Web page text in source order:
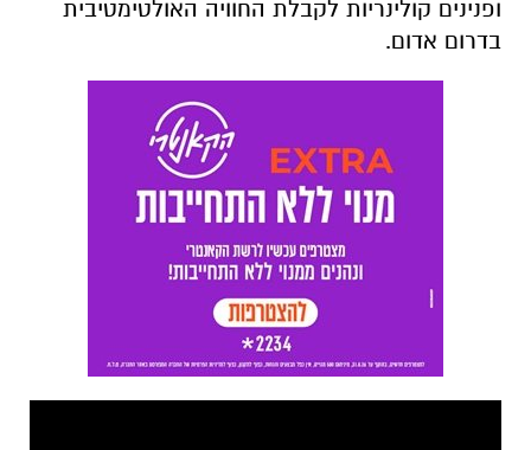
ופנינים קולינריות לקבלת החוויה האולטימטיבית
בדרום אדום.